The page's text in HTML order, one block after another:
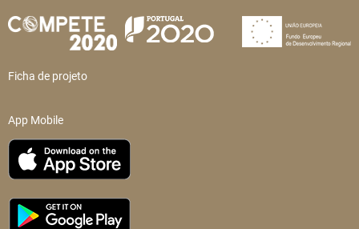
Ficha de projeto
App Mobile